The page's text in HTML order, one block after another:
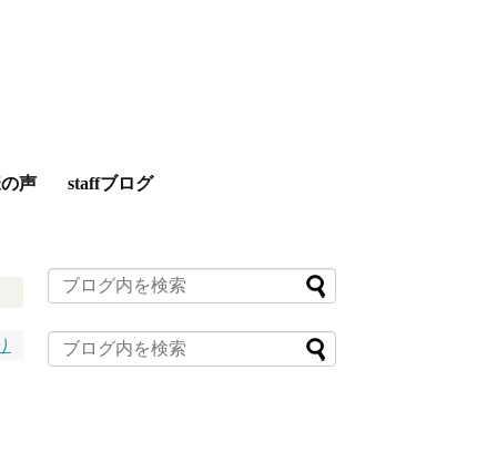
声 staffブログ